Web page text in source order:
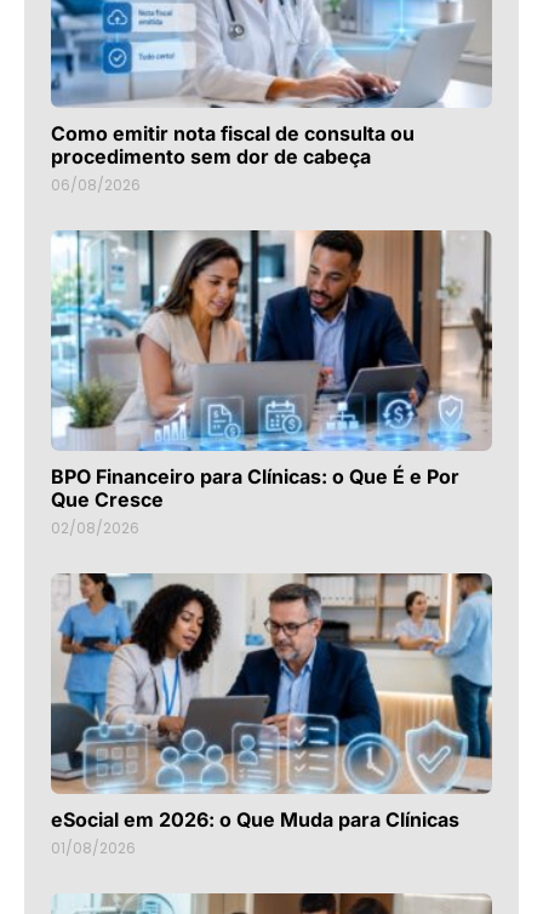
Como emitir nota fiscal de consulta ou
procedimento sem dor de cabeça
06/08/2026
BPO Financeiro para Clínicas: o Que É e Por
Que Cresce
02/08/2026
eSocial em 2026: o Que Muda para Clínicas
01/08/2026